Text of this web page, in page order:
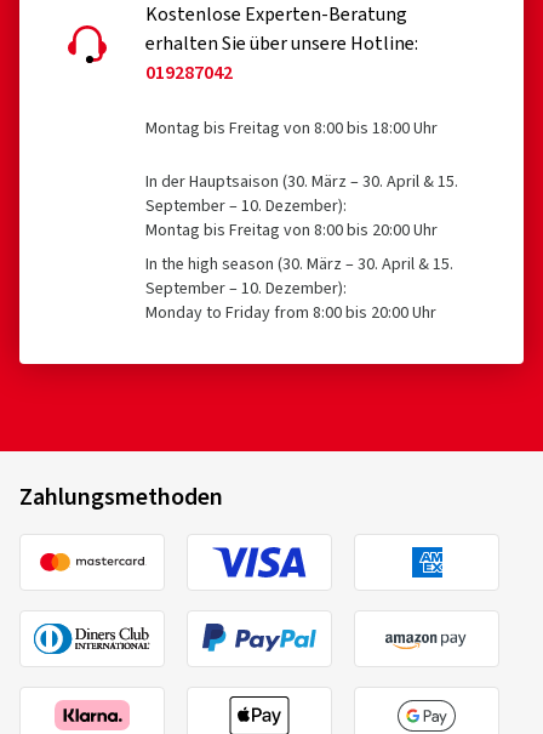
Kostenlose Experten-Beratung
erhalten Sie über unsere Hotline:
019287042
Montag bis Freitag von 8:00 bis 18:00 Uhr
In der Hauptsaison (30. März – 30. April & 15.
September – 10. Dezember):
Montag bis Freitag von 8:00 bis 20:00 Uhr
In the high season (30. März – 30. April & 15.
September – 10. Dezember):
Monday to Friday from 8:00 bis 20:00 Uhr
Zahlungsmethoden